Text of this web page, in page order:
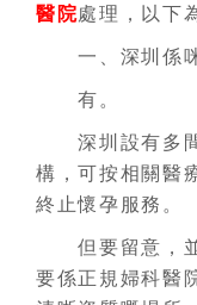
醫院處理，以下
一、深圳係咪
有。
深圳設有多間
構，可按相關醫
終止懷孕服務。
但要留意，並
要係正規婦科醫